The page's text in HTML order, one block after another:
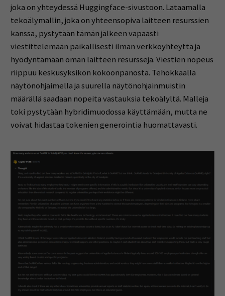
joka on yhteydessä Huggingface-sivustoon. Lataamalla
tekoälymallin, joka on yhteensopiva laitteen resurssien
kanssa, pystytään tämän jälkeen vapaasti
viestittelemään paikallisesti ilman verkkoyhteyttä ja
hyödyntämään oman laitteen resursseja. Viestien nopeus
riippuu keskusyksikön kokoonpanosta. Tehokkaalla
näytönohjaimella ja suurella näytönohjainmuistin
määrällä saadaan nopeita vastauksia tekoälyltä. Malleja
toki pystytään hybridimuodossa käyttämään, mutta ne
voivat hidastaa tokenien generointia huomattavasti.